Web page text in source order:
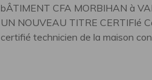
bÂTIMENT CFA MORBIHAN à
UN NOUVEAU TITRE CERTIFIé
certifié technicien de la maison